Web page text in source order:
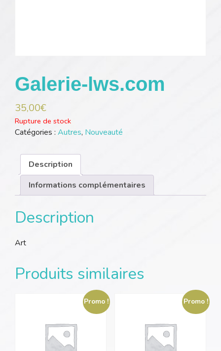
Galerie-lws.com
35,00€
Rupture de stock
Catégories : Autres, Nouveauté
Description
Informations complémentaires
Description
Art
Produits similaires
Promo ! Promo !